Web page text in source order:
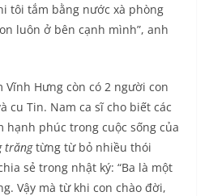
tôi tắm bằng nước xà phòng
luôn ở bên cạnh mình”, anh
Vĩnh Hưng còn có 2 người con
cu Tin. Nam ca sĩ cho biết các
hạnh phúc trong cuộc sống của
trăngtừng từ bỏ nhiều thói
sẻ trong nhật ký: “Ba là một
Vậy mà từ khi con chào đời,